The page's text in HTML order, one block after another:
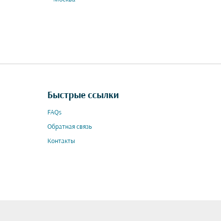
Быстрые ссылки
FAQs
Обратная связь
Контакты